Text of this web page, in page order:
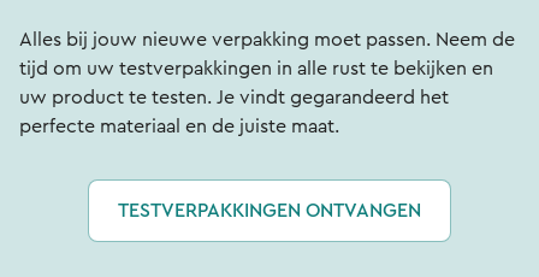
Alles bij jouw nieuwe verpakking moet passen. Neem de
tijd om uw testverpakkingen in alle rust te bekijken en
uw product te testen. Je vindt gegarandeerd het
perfecte materiaal en de juiste maat.
TESTVERPAKKINGEN ONTVANGEN